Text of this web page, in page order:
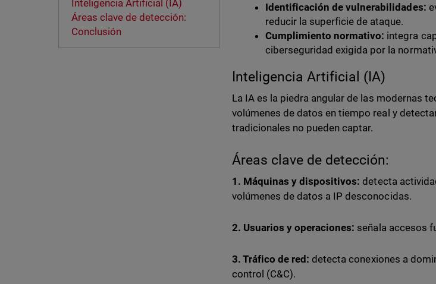
Inteligencia Artificial (IA)
Áreas clave de detección:
Conclusión
Identificación de vulnerabilidades:
reducir la superficie de ataque.
Cumplimiento normativo: integra
ciberseguridad exigida por la
Inteligencia Artificial (IA)
La IA es la piedra angular de las modernas
volúmenes de datos en tiempo real y
tradicionales no pueden captar.
Áreas clave de detección:
1. Máquinas y dispositivos:detecta
volúmenes de datos a IP desconocidas.
2. Usuarios y operaciones: señala accesos
3. Tráfico de red:detecta conexiones a
control (C&C).